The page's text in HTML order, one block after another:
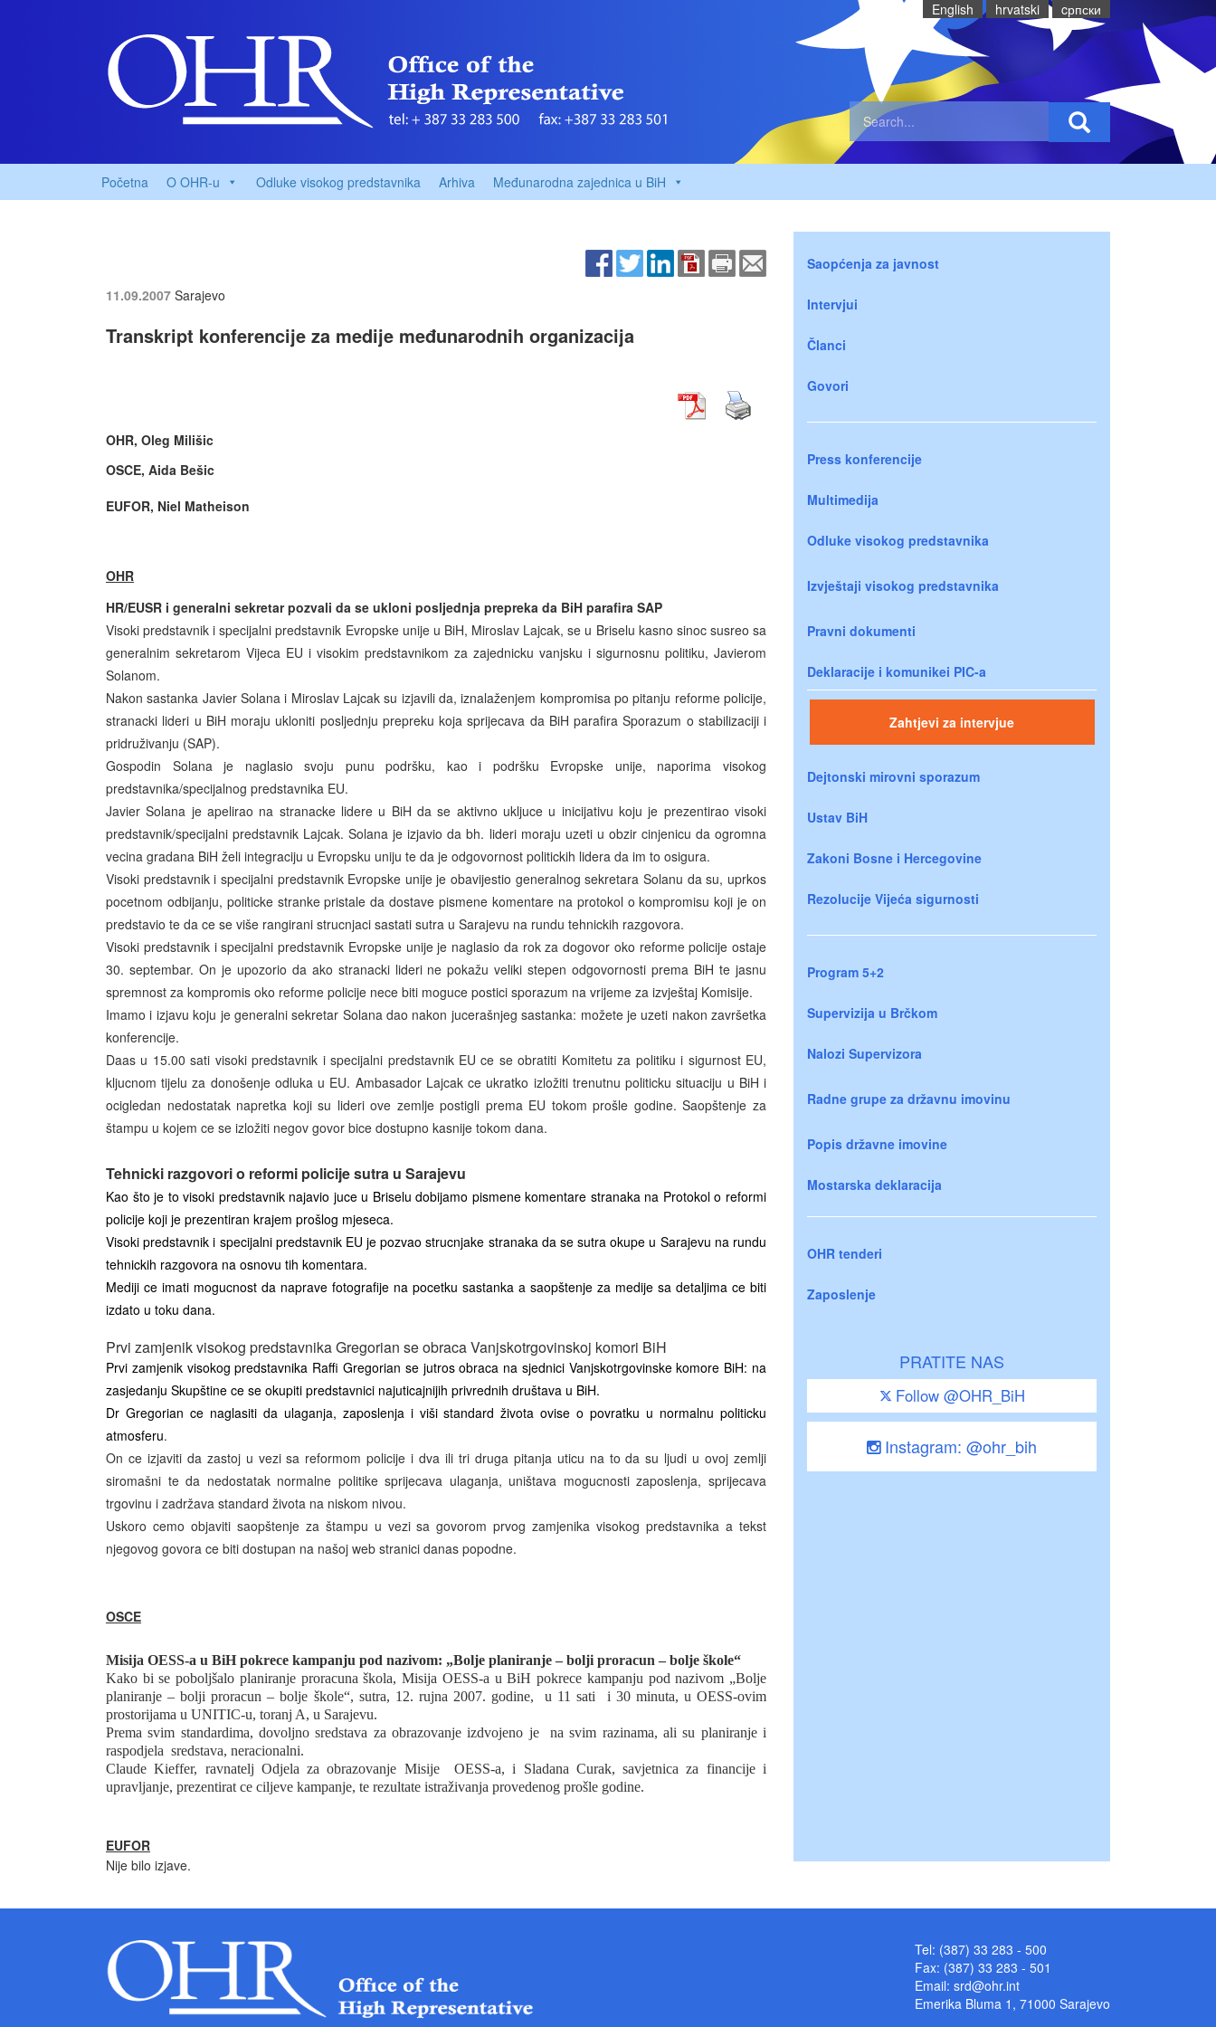
English hrvatski cрпски
Početna O OHR-u Odluke visokog predstavnika Arhiva Međunarodna zajednica u BiH
11.09.2007 Sarajevo
Transkript konferencije za medije međunarodnih organizacija
OHR, Oleg Milišic
OSCE, Aida Bešic
EUFOR, Niel Matheison
OHR
HR/EUSR i generalni sekretar pozvali da se ukloni posljednja prepreka da BiH parafira SAP
Visoki predstavnik i specijalni predstavnik Evropske unije u BiH, Miroslav Lajcak, se u Briselu kasno sinoc susreo sa
generalnim sekretarom Vijeca EU i visokim predstavnikom za zajednicku vanjsku i sigurnosnu politiku, Javierom
Solanom.
Nakon sastanka Javier Solana i Miroslav Lajcak su izjavili da, iznalaženjem kompromisa po pitanju reforme policije,
stranacki lideri u BiH moraju ukloniti posljednju prepreku koja sprijecava da BiH parafira Sporazum o stabilizaciji i
pridruživanju (SAP).
Gospodin Solana je naglasio svoju punu podršku, kao i podršku Evropske unije, naporima visokog
predstavnika/specijalnog predstavnika EU.
Javier Solana je apelirao na stranacke lidere u BiH da se aktivno ukljuce u inicijativu koju je prezentirao visoki
predstavnik/specijalni predstavnik Lajcak. Solana je izjavio da bh. lideri moraju uzeti u obzir cinjenicu da ogromna
vecina gradana BiH želi integraciju u Evropsku uniju te da je odgovornost politickih lidera da im to osigura.
Visoki predstavnik i specijalni predstavnik Evropske unije je obavijestio generalnog sekretara Solanu da su, uprkos
pocetnom odbijanju, politicke stranke pristale da dostave pismene komentare na protokol o kompromisu koji je on
predstavio te da ce se više rangirani strucnjaci sastati sutra u Sarajevu na rundu tehnickih razgovora.
Visoki predstavnik i specijalni predstavnik Evropske unije je naglasio da rok za dogovor oko reforme policije ostaje
30. septembar. On je upozorio da ako stranacki lideri ne pokažu veliki stepen odgovornosti prema BiH te jasnu
spremnost za kompromis oko reforme policije nece biti moguce postici sporazum na vrijeme za izvještaj Komisije.
Imamo i izjavu koju je generalni sekretar Solana dao nakon jucerašnjeg sastanka: možete je uzeti nakon završetka
konferencije.
Daas u 15.00 sati visoki predstavnik i specijalni predstavnik EU ce se obratiti Komitetu za politiku i sigurnost EU,
kljucnom tijelu za donošenje odluka u EU. Ambasador Lajcakce ukratko izložiti trenutnu politicku situaciju u BiH i
ocigledan nedostatak napretka koji su lideri ove zemlje postigli prema EU tokom prošle godine. Saopštenje za
štampu u kojem ce se izložiti negov govor bice dostupno kasnije tokom dana.
Tehnicki razgovori o reformi policije sutra u Sarajevu
Kao što je to visoki predstavnik najavio juce u Briselu dobijamo pismene komentare stranaka na Protokol o reformi
policije koji je prezentiran krajem prošlog mjeseca.
Visoki predstavnik i specijalni predstavnik EU je pozvao strucnjake stranaka da se sutra okupe u Sarajevu na rundu
tehnickih razgovora na osnovu tih komentara.
Mediji ce imati mogucnost da naprave fotografije na pocetku sastanka a saopštenje za medije sa detaljima ce biti
izdato u toku dana.
Prvi zamjenik visokog predstavnika Gregorian se obraca Vanjskotrgovinskoj komori BiH
Prvi zamjenik visokog predstavnika Raffi Gregorian se jutros obraca na sjednici Vanjskotrgovinske komore BiH: na
zasjedanju Skupštine ce se okupiti predstavnici najuticajnijih privrednih društava u BiH.
Dr Gregorian ce naglasiti da ulaganja, zaposlenja i viši standard života ovise o povratku u normalnu politicku
atmosferu.
On ce izjaviti da zastoj u vezi sa reformom policije i dva ili tri druga pitanja uticu na to da su ljudi u ovoj zemlji
siromašni te da nedostatak normalne politike sprijecava ulaganja, uništava mogucnosti zaposlenja, sprijecava
trgovinu i zadržava standard života na niskom nivou.
Uskoro cemo objaviti saopštenje za štampu u vezi sa govorom prvog zamjenika visokog predstavnika a tekst
njegovog govora ce biti dostupan na našoj web stranici danas popodne.
OSCE
Misija OESS-a u BiH pokrece kampanju pod nazivom: „Bolje planiranje – bolji proracun – bolje škole“
Kako bi se poboljšalo planiranje proracuna škola, Misija OESS-a u BiH pokrece kampanju pod nazivom „Bolje
planiranje – bolji proracun – bolje škole“, sutra, 12. rujna 2007. godine,
u 11 sati
i 30 minuta, u OESS-ovim
prostorijama u UNITIC-u, toranj A, u Sarajevu.
Prema svim standardima, dovoljno sredstava za obrazovanje izdvojeno je
na svim razinama, ali su planiranje i
raspodjela sredstava, neracionalni.
Claude Kieffer, ravnatelj Odjela za obrazovanje Misije
OESS-a, i Sladana Curak, savjetnica za financije i
upravljanje, prezentirat ce ciljeve kampanje, te rezultate istraživanja provedenog prošle godine.
EUFOR
Nije bilo izjave.
Saopćenja za javnost
Intervjui
Članci
Govori
Press konferencije
Multimedija
Odluke visokog predstavnika
Izvještaji visokog predstavnika
Pravni dokumenti
Deklaracije i komunikei PIC-a
Zahtjevi za intervjue
Dejtonski mirovni sporazum
Ustav BiH
Zakoni Bosne i Hercegovine
Rezolucije Vijeća sigurnosti
Program 5+2
Supervizija u Brčkom
Nalozi Supervizora
Radne grupe za državnu imovinu
Popis državne imovine
Mostarska deklaracija
OHR tenderi
Zaposlenje
PRATITE NAS
Follow @OHR_BiH
Instagram: @ohr_bih
Tel: (387) 33 283 - 500
Fax: (387) 33 283 - 501
Email: srd@ohr.int
Emerika Bluma 1, 71000 Sarajevo